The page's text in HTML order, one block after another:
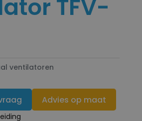
TFV-
ventilatoren
Advies op maat